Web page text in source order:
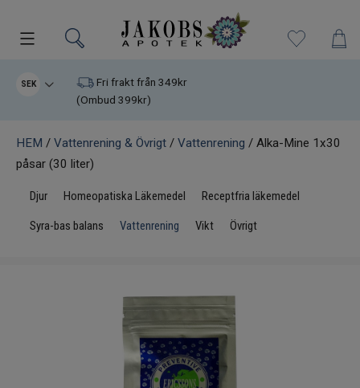
Kampanjer
Varumärken
Kosttillskott
SEK
Fri frakt från 349kr
(Ombud 399kr)
HEM / Vattenrening & Övrigt / Vattenrening / Alka-Mine 1x30
påsar (30 liter)
Djur Homeopatiska Läkemedel Receptfria läkemedel
Syra-bas balans Vattenrening Vikt Övrigt